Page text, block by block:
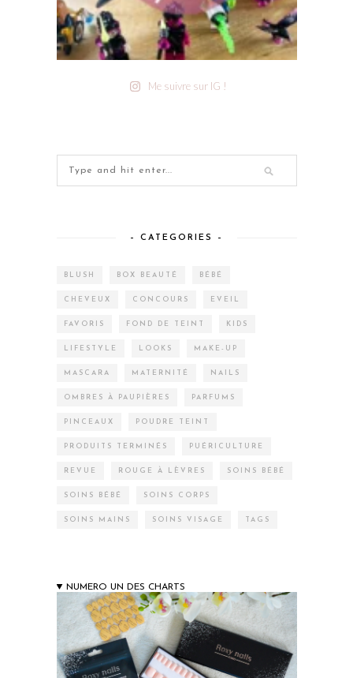
Me suivre sur IG !
– CATEGORIES –
BLUSH BOX BEAUTÉ BÉBÉ
CHEVEUX CONCOURS EVEIL
FAVORIS FOND DE TEINT KIDS
LIFESTYLE LOOKS MAKE-UP
MASCARA MATERNITÉ NAILS
OMBRES À PAUPIÈRES PARFUMS
PINCEAUX POUDRE TEINT
PRODUITS TERMINÉS PUÉRICULTURE
REVUE ROUGE À LÈVRES SOINS BÉBÉ
SOINS BÉBÉ SOINS CORPS
SOINS MAINS SOINS VISAGE TAGS
NUMERO UN DES CHARTS